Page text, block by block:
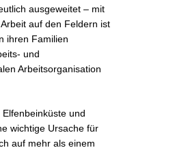
ausgeweitet – mit
auf den Feldern ist
ihren Familien
und
Arbeitsorganisation
und
wichtige Ursache für
auf mehr als einem